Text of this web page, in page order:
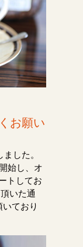
お願い
した。
始し、オ
トしてお
いた通
ており